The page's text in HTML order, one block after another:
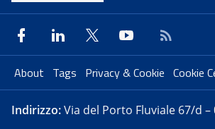
About Tags Privacy & Cookie Cookie
Indirizzo:Via del Porto Fluviale 67/d –